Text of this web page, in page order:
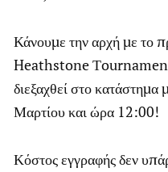
Κάνουμε την αρχή με το
Heathstone Τournament
διεξαχθεί στο κατάστημα
Μαρτίου και ώρα 12:00!
Κόστος εγγραφής δεν